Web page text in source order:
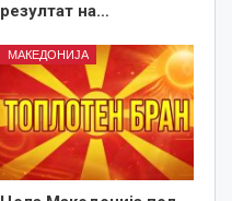
резултат на…
МАКЕДОНИЈА